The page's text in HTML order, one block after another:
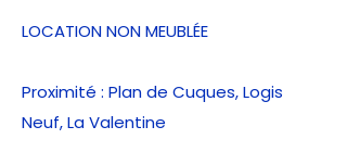
LOCATION NON MEUBLÉE
Proximité : Plan de Cuques, Logis
Neuf, La Valentine